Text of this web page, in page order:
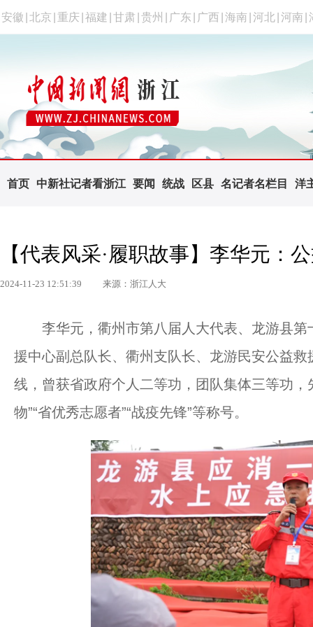
安徽 北京 重庆 福建 甘肃 贵州 广东 广西 海南 河北 河南
首页 中新社记者看浙江 要闻 统战 区县 名记者名栏目 洋
【代表风采·履职故事】李华元：
2024-11-23 12:51:39 来源：浙江人大
李华元，衢州市第八届人大代表、龙游县第
援中心副总队长、衢州支队长、龙游民安公益
线，曾获省政府个人二等功，团队集体三等功
物”“省优秀志愿者”“战疫先锋”等称号。